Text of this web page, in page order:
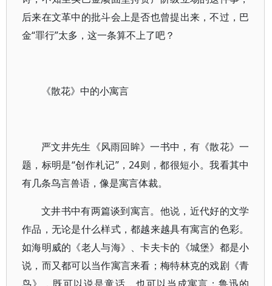
后来在文革中的批斗会上是否也曾提出来，不过，巴
金“罪行”太多，这一条算不上了吧？
《散花》中的小寓言
严文井先生《风雨回眸》一书中，有《散花》一
题，标明是“创作札记”，24则，都很短小。我看其中
有几条鸟言兽语，像是寓言体裁。
文井书中有两篇谈到寓言。他说，近代好的文学
作品，无论是什么样式，都越来越具有寓言的色彩。
如海明威的《老人与海》、卡夫卡的《城堡》都是小
说，而又都可以当作寓言来看；梅特林克的戏剧《青